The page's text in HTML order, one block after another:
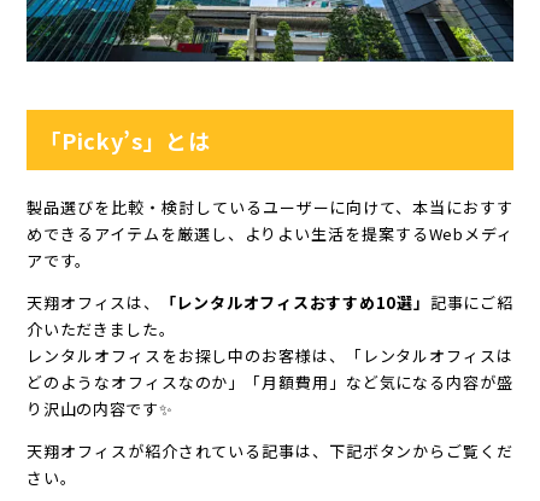
「Picky’s」とは
製品選びを比較・検討しているユーザーに向けて、本当におすす
めできるアイテムを厳選し、よりよい生活を提案するWebメディ
アです。
天翔オフィスは、
「レンタルオフィスおすすめ10選」 記事にご紹
介いただきました。
レンタルオフィスをお探し中のお客様は、「レンタルオフィスは
どのようなオフィスなのか」「月額費用」など気になる内容が盛
り沢山の内容です✨
天翔オフィスが紹介されている記事は、下記ボタンからご覧くだ
さい。